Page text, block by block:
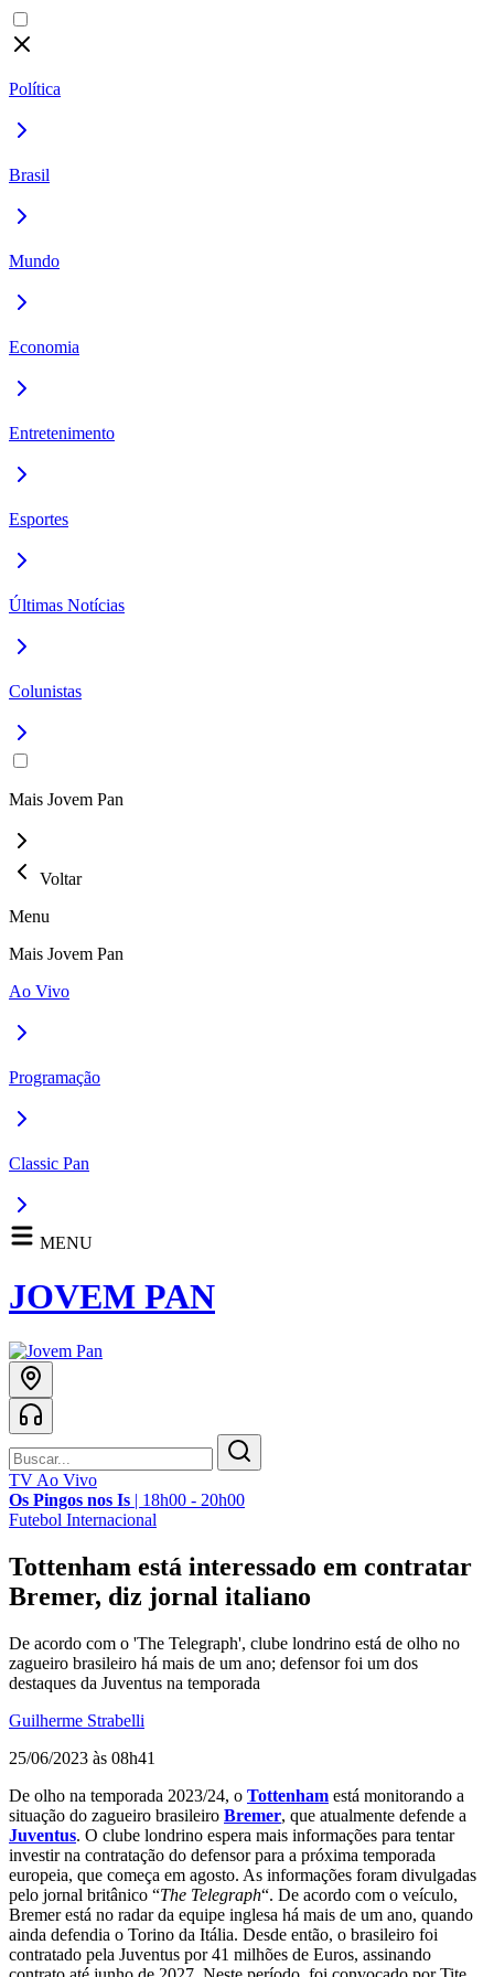
Política
Brasil
Mundo
Economia
Entretenimento
Esportes
Últimas Notícias
Colunistas
Mais Jovem Pan
Voltar
Menu
Mais Jovem Pan
Ao Vivo
Programação
Classic Pan
MENU
JOVEM PAN
TV Ao Vivo
Os Pingos nos Is | 18h00 - 20h00
Futebol Internacional
Tottenham está interessado em contratar
Bremer, diz jornal italiano
De acordo com o 'The Telegraph', clube londrino está de olho no
zagueiro brasileiro há mais de um ano; defensor foi um dos
destaques da Juventus na temporada
Guilherme Strabelli
25/06/2023 às 08h41
De olho na temporada 2023/24, o Tottenham está monitorando a
situação do zagueiro brasileiro Bremer, que atualmente defende a
Juventus. O clube londrino espera mais informações para tentar
investir na contratação do defensor para a próxima temporada
europeia, que começa em agosto. As informações foram divulgadas
pelo jornal britânico “The Telegraph“. De acordo com o veículo,
Bremer está no radar da equipe inglesa há mais de um ano, quando
ainda defendia o Torino da Itália. Desde então, o brasileiro foi
contratado pela Juventus por 41 milhões de Euros, assinando